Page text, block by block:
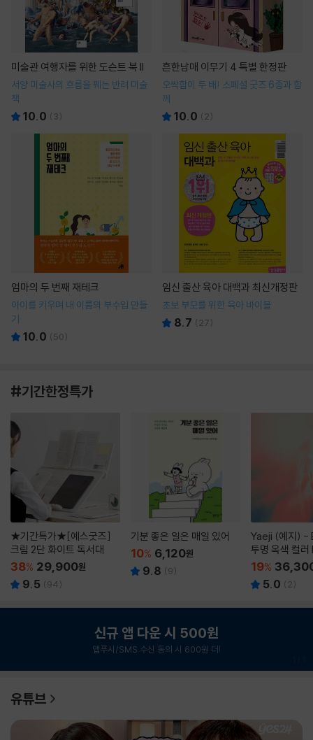
미술관 여행자를 위한 도슨트 북 II
서양 미술사의 흐름을 꿰는 반려 미술
책
10.0 ( 3)
흔한남매 이무기 4 특별 한정판
오싹함이 두 배! 스페셜 굿즈 6종과 함
께
10.0 ( 2)
엄마의 두 번째 재테크
아이를 키우며 내 이름의 부수입 만들
기
10.0 (50)
임신 출산 육아 대백과 최신개정판
초보 부모를 위한 육아 바이블
8.7 ( 27)
#기간한정특가
★기간특가★[예스굿즈]
크림 2단 화이트 독서대
38% 29,900원
9.5 (94)
기분 좋은 일은 매일 있어
10% 6,120원
9.8 (9)
Yaeji (예지) -
투명 옥색 컬
19%
5.0 ( 2)
신규 앱 다운 시 500원
앱푸시/SMS 수신 동의 시 600원 더!
유튜브